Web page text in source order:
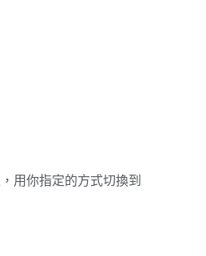
用你指定的方式切換到